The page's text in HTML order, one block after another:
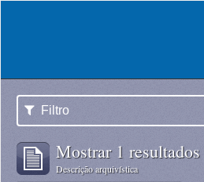
Filtro
Mostrar 1 resultados
Descrição arquivística